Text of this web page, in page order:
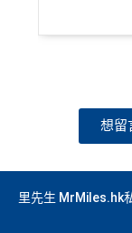
想留
里先生 MrMiles.hk